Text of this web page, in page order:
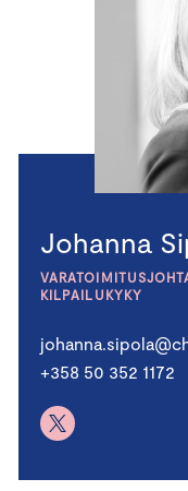
Johanna
KILPAILUKYKY
+358 50 352 1172